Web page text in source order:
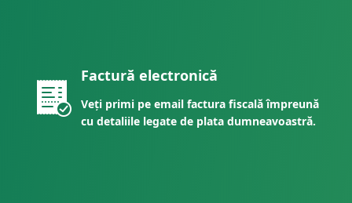
Factură electronică
Veți primi pe email factura fiscală împreună
cu detaliile legate de plata dumneavoastră.